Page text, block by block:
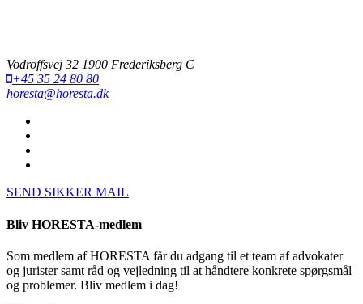
Vodroffsvej 32 1900 Frederiksberg C
+45 35 24 80 80
horesta@horesta.dk
SEND SIKKER MAIL
Bliv HORESTA-medlem
Som medlem af HORESTA får du adgang til et team af advokater
og jurister samt råd og vejledning til at håndtere konkrete spørgsmål
og problemer. Bliv medlem i dag!